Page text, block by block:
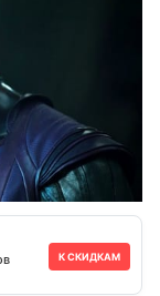
К СКИДКАМ